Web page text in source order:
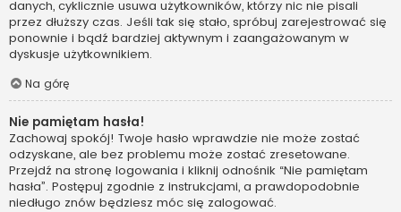
danych, cyklicznie usuwa użytkowników, którzy nic nie pisali
przez dłuższy czas. Jeśli tak się stało, spróbuj zarejestrować się
ponownie i bądź bardziej aktywnym i zaangażowanym w
dyskusje użytkownikiem.
Na górę
Nie pamiętam hasła!
Zachowaj spokój! Twoje hasło wprawdzie nie może zostać
odzyskane, ale bez problemu może zostać zresetowane.
Przejdź na stronę logowania i kliknij odnośnik “Nie pamiętam
hasła”. Postępuj zgodnie z instrukcjami, a prawdopodobnie
niedługo znów będziesz móc się zalogować.